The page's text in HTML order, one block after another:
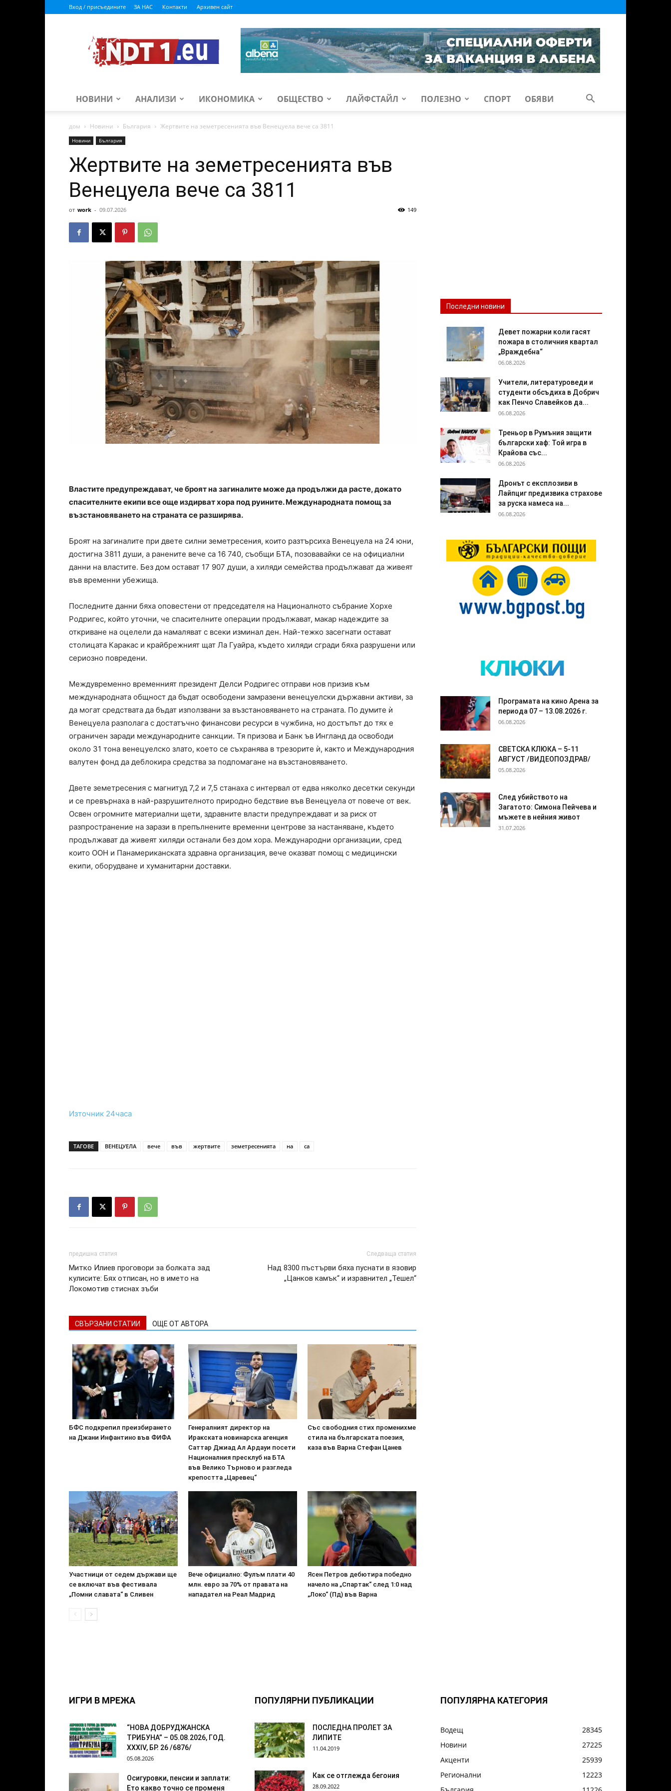
Вход / присъедините ЗА НАС Контакти Архивен сайт
НОВИНИ АНАЛИЗИ ИКОНОМИКА ОБЩЕСТВО ЛАЙФСТАЙЛ ПОЛЕЗНО СПОРТ ОБЯВИ
дом Новини България Жертвите на земетресенията във Венецуела вече са 3811
Новини България
Жертвите на земетресенията във
Венецуела вече са 3811
от work - 09.07.2026 149
Властите предупреждават, че броят на загиналите може да продължи да расте, докато
спасителните екипи все още издирват хора под руините. Международната помощ за
възстановяването на страната се разширява.
Броят на загиналите при двете силни земетресения, които разтърсиха Венецуела на 24 юни,
достигна 3811 души, а ранените вече са 16 740, съобщи БТА, позовавайки се на официални
данни на властите. Без дом остават 17 907 души, а хиляди семейства продължават да живеят
във временни убежища.
Последните данни бяха оповестени от председателя на Националното събрание Хорхе
Родригес, който уточни, че спасителните операции продължават, макар надеждите за
откриване на оцелели да намаляват с всеки изминал ден. Най-тежко засегнати остават
столицата Каракас и крайбрежният щат Ла Гуайра, където хиляди сгради бяха разрушени или
сериозно повредени.
Междувременно временният президент Делси Родригес отправи нов призив към
международната общност да бъдат освободени замразени венецуелски държавни активи, за
да могат средствата да бъдат използвани за възстановяването на страната. По думите ѝ
Венецуела разполага с достатъчно финансови ресурси в чужбина, но достъпът до тях е
ограничен заради международните санкции. Тя призова и Банк ъв Ингланд да освободи
около 31 тона венецуелско злато, което се съхранява в трезорите ѝ, както и Международния
валутен фонд да деблокира средства за подпомагане на възстановяването.
Двете земетресения с магнитуд 7,2 и 7,5 станаха с интервал от едва няколко десетки секунди
и се превърнаха в най-разрушителното природно бедствие във Венецуела от повече от век.
Освен огромните материални щети, здравните власти предупреждават и за риск от
разпространение на зарази в препълнените временни центрове за настаняване, където
продължават да живеят хиляди останали без дом хора. Международни организации, сред
които ООН и Панамериканската здравна организация, вече оказват помощ с медицински
екипи, оборудване и хуманитарни доставки.
Източник 24часа
ТАГОВЕ ВЕНЕЦУЕЛА вече във жертвите земетресенията на са
предишна статия
Митко Илиев проговори за болката зад
кулисите: Бях отписан, но в името на
Локомотив стиснах зъби
Следваща статия
Над 8300 пъстърви бяха пуснати в язовир
„Цанков камък“ и изравнител „Тешел“
СВЪРЗАНИ СТАТИИ ОЩЕ ОТ АВТОРА
БФС подкрепил преизбирането
на Джани Инфантино във ФИФА
Генералният директор на
Иракската новинарска агенция
Саттар Джиад Ал Ардауи посети
Националния пресклуб на БТА
във Велико Търново и разгледа
крепостта „Царевец“
Със свободния стих променихме
стила на българската поезия,
каза във Варна Стефан Цанев
Участници от седем държави ще
се включат във фестивала
„Помни славата“ в Сливен
Вече официално: Фулъм плати 40
млн. евро за 70% от правата на
нападател на Реал Мадрид
Ясен Петров дебютира победно
начело на „Спартак“ след 1:0 над
„Локо“ (Пд) във Варна
Последни новини
Девет пожарни коли гасят
пожара в столичния квартал
„Враждебна“
06.08.2026
Учители, литературоведи и
студенти обсъдиха в Добрич
как Пенчо Славейков да...
06.08.2026
Треньор в Румъния защити
български хаф: Той игра в
Крайова със...
06.08.2026
Дронът с експлозиви в
Лайпциг предизвика страхове
за руска намеса на...
06.08.2026
клюки
Програмата на кино Арена за
периода 07 – 13.08.2026 г.
06.08.2026
СВЕТСКА КЛЮКА – 5-11
АВГУСТ /ВИДЕОПОЗДРАВ/
05.08.2026
След убийството на
Загатото: Симона Пейчева и
мъжете в нейния живот
31.07.2026
ИГРИ В МРЕЖА
“НОВА ДОБРУДЖАНСКА
ТРИБУНА” – 05.08.2026, ГОД.
XXХIV, БР. 26 /6876/
05.08.2026
Осигуровки, пенсии и заплати:
Ето какво точно се променя
ПОПУЛЯРНИ ПУБЛИКАЦИИ
ПОСЛЕДНА ПРОЛЕТ ЗА
ЛИПИТЕ
11.04.2019
Как се отглежда бегония
28.09.2022
ПОПУЛЯРНА КАТЕГОРИЯ
Водещ
28345
Новини
27225
Акценти
25939
Регионални
12223